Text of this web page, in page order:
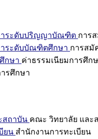
าระดับปริญญาบัณฑิต การ
าระดับบัณฑิตศึกษา การสมั
กษา ค่าธรรมเนียมการศึก
รศึกษา
สถาบัน คณะ วิทยาลัย และ
ยน สำนักงานการทะเบียน